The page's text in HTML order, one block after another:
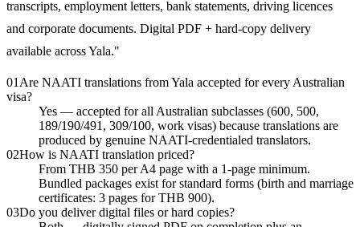
transcripts, employment letters, bank statements, driving licences
and corporate documents. Digital PDF + hard-copy delivery
available across Yala."
01 Are NAATI translations from Yala accepted for every Australian
visa?
Yes — accepted for all Australian subclasses (600, 500,
189/190/491, 309/100, work visas) because translations are
produced by genuine NAATI-credentialed translators.
02How is NAATI translation priced?
From THB 350 per A4 page with a 1-page minimum.
Bundled packages exist for standard forms (birth and marriage
certificates: 3 pages for THB 900).
03Do you deliver digital files or hard copies?